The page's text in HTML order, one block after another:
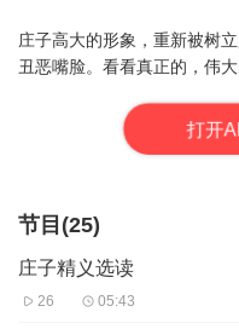
庄子高大的形象，重新被树
丑恶嘴脸。看看真正的，伟
打开A
节目(25)
庄子精义选读
26 05:43